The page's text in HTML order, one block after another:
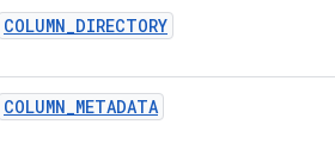
COLUMN_DIRECTORY
COLUMN_METADATA